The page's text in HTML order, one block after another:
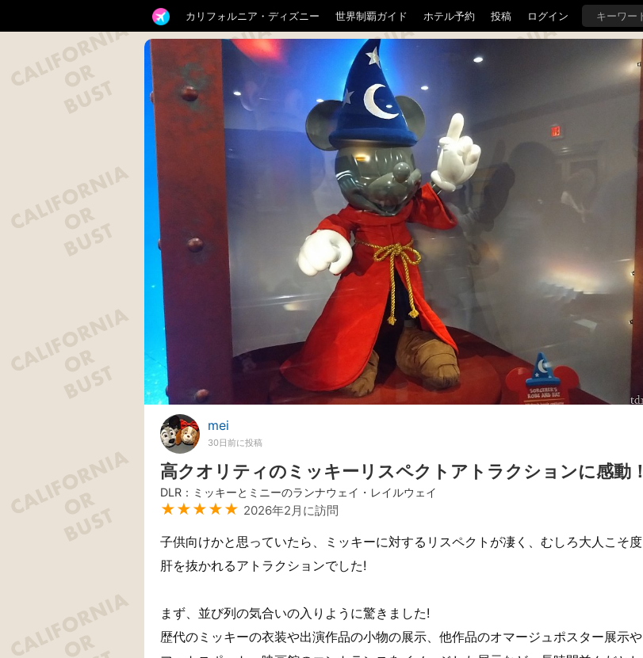
カリフォルニア・ディズニー 世界制覇ガイド ホテル予約 投稿 ログイン
mei
30日前に投稿
高クオリティのミッキーリスペクトアトラクションに感動！
DLR：ミッキーとミニーのランナウェイ・レイルウェイ
★★★★★ 2026年2月に訪問
子供向けかと思っていたら、ミッキーに対するリスペクトが凄く、むしろ大人こそ度
肝を抜かれるアトラクションでした!
まず、並び列の気合いの入りように驚きました!
歴代のミッキーの衣装や出演作品の小物の展示、他作品のオマージュポスター展示や